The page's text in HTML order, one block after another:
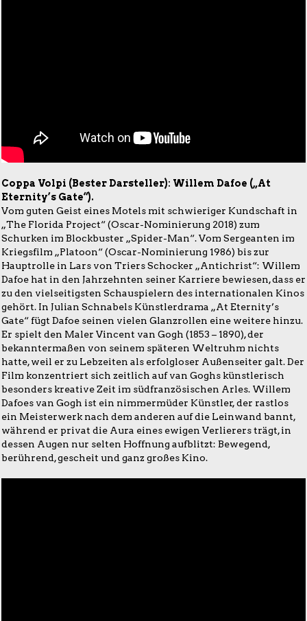
Coppa Volpi (Bester Darsteller): Willem Dafoe („At
Eternity’s Gate“).
Vom guten Geist eines Motels mit schwieriger Kundschaft in
„The Florida Project“ (Oscar-Nominierung 2018) zum
Schurken im Blockbuster „Spider-Man“. Vom Sergeanten im
Kriegsfilm „Platoon“ (Oscar-Nominierung 1986) bis zur
Hauptrolle in Lars von Triers Schocker „Antichrist“: Willem
Dafoe hat in den Jahrzehnten seiner Karriere bewiesen, dass er
zu den vielseitigsten Schauspielern des internationalen Kinos
gehört. In Julian Schnabels Künstlerdrama „At Eternity’s
Gate“ fügt Dafoe seinen vielen Glanzrollen eine weitere hinzu.
Er spielt den Maler Vincent van Gogh (1853 – 1890), der
bekanntermaßen von seinem späteren Weltruhm nichts
hatte, weil er zu Lebzeiten als erfolgloser Außenseiter galt. Der
Film konzentriert sich zeitlich auf van Goghs künstlerisch
besonders kreative Zeit im südfranzösischen Arles. Willem
Dafoes van Gogh ist ein nimmermüder Künstler, der rastlos
ein Meisterwerk nach dem anderen auf die Leinwand bannt,
während er privat die Aura eines ewigen Verlierers trägt, in
dessen Augen nur selten Hoffnung aufblitzt: Bewegend,
berührend, gescheit und ganz großes Kino.